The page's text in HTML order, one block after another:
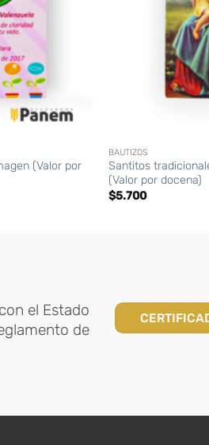
(Valor por
BAUTIZOS
Santitos
(Valor por docena)
$5.700
el Estado
de